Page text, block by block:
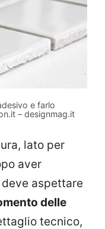
e farlo
– designmag.it
lato per
aver
aspettare
delle
tecnico,